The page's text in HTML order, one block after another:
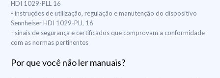
HDI 1029-PLL 16
- instruções de utilização, regulação e manutenção do dispositivo
Sennheiser HDI 1029-PLL 16
- sinais de segurança e certificados que comprovam a conformidade
com as normas pertinentes
Por que você não ler manuais?